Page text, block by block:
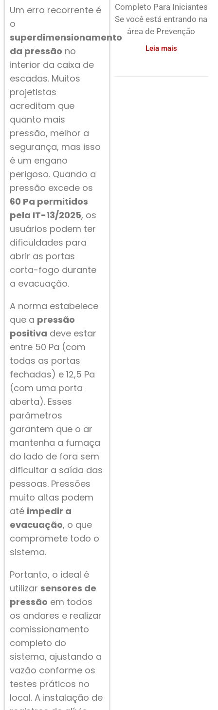
Um erro recorrente é
o
superdimensionamento
da pressão no
interior da caixa de
escadas. Muitos
projetistas
acreditam que
quanto mais
pressão, melhor a
segurança, mas isso
é um engano
perigoso. Quando a
pressão excede os
60 Pa permitidos
pela IT-13/2025, os
usuários podem ter
dificuldades para
abrir as portas
corta-fogo durante
a evacuação.
A norma estabelece
que a pressão
positiva deve estar
entre 50 Pa (com
todas as portas
fechadas) e 12,5 Pa
(com uma porta
aberta). Esses
parâmetros
garantem que o ar
mantenha a fumaça
do lado de fora sem
dificultar a saída das
pessoas. Pressões
muito altas podem
até impedir a
evacuação, o que
compromete todo o
sistema.
Portanto, o ideal é
utilizar sensores de
pressão em todos
os andares e realizar
comissionamento
completo do
sistema, ajustando a
vazão conforme os
testes práticos no
local. A instalação de
Completo Para Iniciantes
Se você está entrando na
área de Prevenção
Leia mais